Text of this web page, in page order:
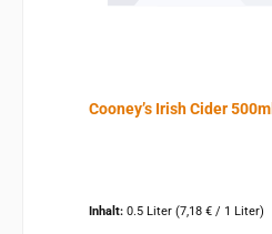
Cooney’s Irish Cider 500ml
Inhalt: 0.5 Liter (7,18 € / 1 Liter)